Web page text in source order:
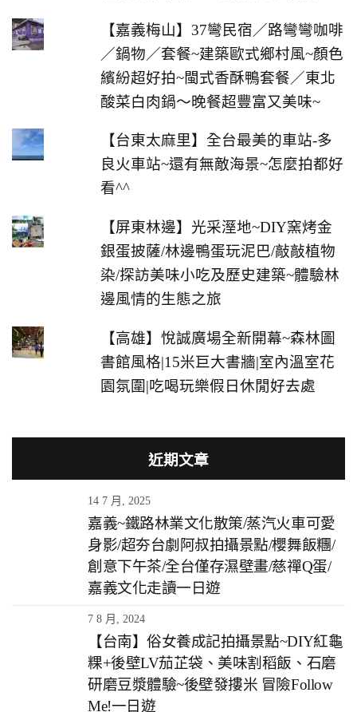
【嘉義梅山】37彎民宿／路彎彎咖啡
／鍋物／套餐~建築歐式鄉村風~顏色
繽紛超好拍~閩式香酥鴨套餐／東北
酸菜白肉鍋～晚餐超豐富又美味~
【台東太麻里】全台最美的車站-多
良火車站~還有無敵海景~怎麼拍都好
看^^
【屏東林邊】光采溼地~DIY窯烤金
銀蛋披薩/林邊鴨蛋玩泥巴/敲敲植物
染/探訪美味小吃及歷史建築~體驗林
邊風情的生態之旅
【高雄】悅誠廣場全新開幕~森林圖
書館風格|15米巨大書牆|室內溫室花
園氛圍|吃喝玩樂假日休閒好去處
近期文章
14 7 月, 2025
嘉義~鐵路林業文化散策/蒸汽火車可愛
身影/超夯台劇阿叔拍攝景點/櫻舞飯糰/
創意下午茶/全台僅存濕壁畫/慈禪Q蛋/
嘉義文化走讀一日遊
7 8 月, 2024
【台南】俗女養成記拍攝景點~DIY紅龜
粿+後壁LV茄芷袋、美味割稻飯、石磨
研磨豆漿體驗~後壁發摟米 冒險Follow
Me!一日遊